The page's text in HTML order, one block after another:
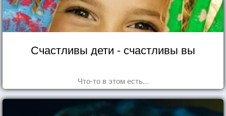
Счастливы дети - счастливы вы
Что-то в этом есть...